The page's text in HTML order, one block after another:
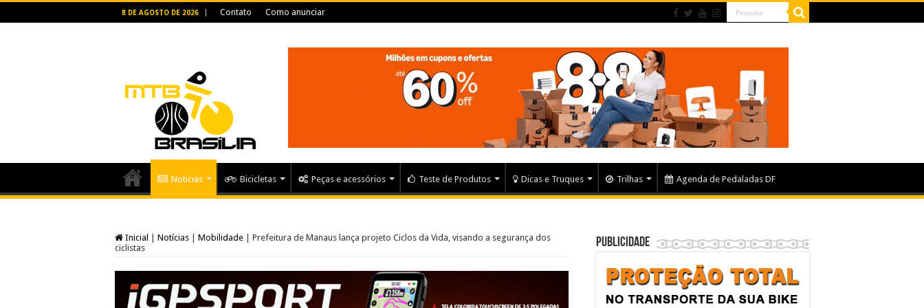
8 DE AGOSTO DE 2026 Contato Como anunciar
Notícias Bicicletas Peças e acessórios Teste de Produtos Dicas e Truques Trilhas Agenda de Pedaladas DF
Inicial Notícias Mobilidade
Prefeitura de Manaus lança projeto Ciclos da Vida, visando a segurança dos
ciclistas
Publicidade